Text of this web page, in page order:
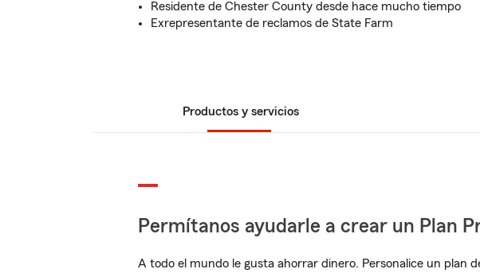
Residente de Chester County desde hace mucho tiempo
Exrepresentante de reclamos de State Farm
Productos y servicios
Permítanos ayudarle a crear un Plan
A todo el mundo le gusta ahorrar dinero. Personalice un plan